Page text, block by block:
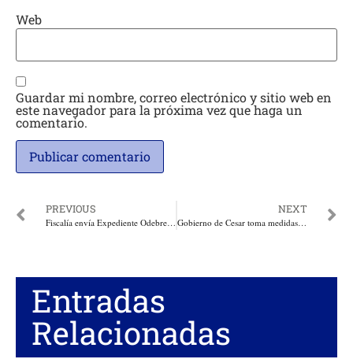
Web
Guardar mi nombre, correo electrónico y sitio web en
este navegador para la próxima vez que haga un
comentario.
PREVIOUS
Fiscalía envía Expediente Odebrecht a la Corte Suprema para investigar a 5 Congresistas. Ordena la captura de 3 extranjeros
NEXT
Gobierno de Cesar toma medidas para blindar al Departamento contra la aftosa
Entradas
Relacionadas